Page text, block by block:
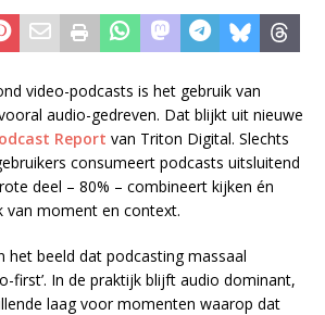
video-podcasts is het gebruik van
audio-gedreven. Dat blijkt uit nieuwe
Report van Triton Digital. Slechts
consumeert podcasts uitsluitend
deel – 80% – combineert kijken én
van moment en context.
het beeld dat podcasting massaal
first’. In de praktijk blijft audio dominant,
laag voor momenten waarop dat